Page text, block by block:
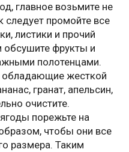
главное возьмите не
следует промойте все
листики и прочий
обсушите фрукты и
полотенцами.
обладающие жесткой
гранат, апельсин,
очистите.
порежьте на
чтобы они все
размера. Таким